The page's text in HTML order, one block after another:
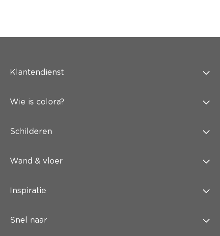
Klantendienst
Wie is colora?
Schilderen
Wand & vloer
Inspiratie
Snel naar